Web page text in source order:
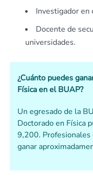
Investigador en
Docente de
universidades.
¿Cuánto puedes
Física en el BUAP?
Un egresado de la
Doctorado en Física
9,200. Profesionales
ganar